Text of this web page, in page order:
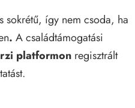
sokrétű, így nem csoda, ha
. Acsaládtámogatási
platformon regisztrált